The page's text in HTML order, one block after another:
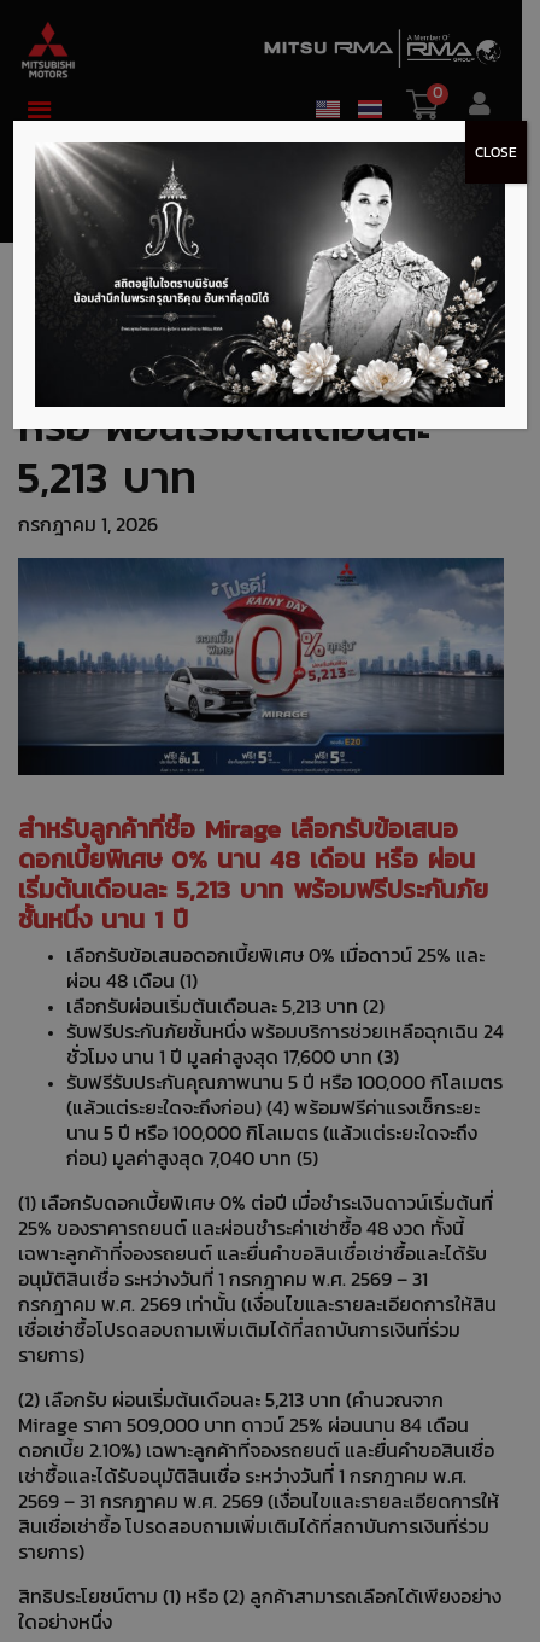
0
Mirage เลือกรับดอกเบี้ย
พิเศษ 0% นาน 48 เดือน
หรือ ผ่อนเริ่มต้นเดือนละ
5,213 บาท
กรกฎาคม 1, 2026
สำหรับลูกค้าที่ซื้อ Mirage เลือกรับข้อเสนอ
ดอกเบี้ยพิเศษ 0% นาน 48 เดือน หรือ ผ่อน
เริ่มต้นเดือนละ 5,213 บาท พร้อมฟรีประกันภัย
ชั้นหนึ่ง นาน 1 ปี
เลือกรับข้อเสนอดอกเบี้ยพิเศษ 0% เมื่อดาวน์ 25% และ
ผ่อน 48 เดือน (1)
เลือกรับผ่อนเริ่มต้นเดือนละ 5,213 บาท (2)
รับฟรีประกันภัยชั้นหนึ่ง พร้อมบริการช่วยเหลือฉุกเฉิน 24
ชั่วโมง นาน 1 ปี มูลค่าสูงสุด 17,600 บาท (3)
รับฟรีรับประกันคุณภาพนาน 5 ปี หรือ 100,000 กิโลเมตร
(แล้วแต่ระยะใดจะถึงก่อน) (4) พร้อมฟรีค่าแรงเช็กระยะ
นาน 5 ปี หรือ 100,000 กิโลเมตร (แล้วแต่ระยะใดจะถึง
ก่อน) มูลค่าสูงสุด 7,040 บาท (5)
(1) เลือกรับดอกเบี้ยพิเศษ 0% ต่อปี เมื่อชำระเงินดาวน์เริ่มต้นที่
25% ของราคารถยนต์ และผ่อนชำระค่าเช่าซื้อ 48 งวด ทั้งนี้
เฉพาะลูกค้าที่จองรถยนต์ และยื่นคำขอสินเชื่อเช่าซื้อและได้รับ
อนุมัติสินเชื่อ ระหว่างวันที่ 1 กรกฎาคม พ.ศ. 2569 – 31
กรกฎาคม พ.ศ. 2569 เท่านั้น (เงื่อนไขและรายละเอียดการให้สิน
เชื่อเช่าซื้อโปรดสอบถามเพิ่มเติมได้ที่สถาบันการเงินที่ร่วม
รายการ)
(2) เลือกรับ ผ่อนเริ่มต้นเดือนละ 5,213 บาท (คำนวณจาก
Mirage ราคา 509,000 บาท ดาวน์ 25% ผ่อนนาน 84 เดือน
ดอกเบี้ย 2.10%) เฉพาะลูกค้าที่จองรถยนต์ และยื่นคำขอสินเชื่อ
เช่าซื้อและได้รับอนุมัติสินเชื่อ ระหว่างวันที่ 1 กรกฎาคม พ.ศ.
2569 – 31 กรกฎาคม พ.ศ. 2569 (เงื่อนไขและรายละเอียดการให้
สินเชื่อเช่าซื้อ โปรดสอบถามเพิ่มเติมได้ที่สถาบันการเงินที่ร่วม
รายการ)
สิทธิประโยชน์ตาม (1) หรือ (2) ลูกค้าสามารถเลือกได้เพียงอย่าง
ใดอย่างหนึ่ง
CLOSE